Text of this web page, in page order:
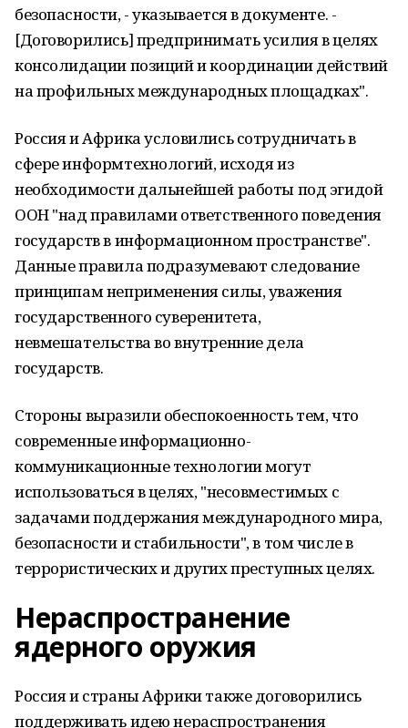
безопасности, - указывается в документе. -
[Договорились] предпринимать усилия в целях
консолидации позиций и координации действий
на профильных международных площадках".
Россия и Африка условились сотрудничать в
сфере информтехнологий, исходя из
необходимости дальнейшей работы под эгидой
ООН "над правилами ответственного поведения
государств в информационном пространстве".
Данные правила подразумевают следование
принципам неприменения силы, уважения
государственного суверенитета,
невмешательства во внутренние дела
государств.
Стороны выразили обеспокоенность тем, что
современные информационно-
коммуникационные технологии могут
использоваться в целях, "несовместимых с
задачами поддержания международного мира,
безопасности и стабильности", в том числе в
террористических и других преступных целях.
Нераспространение
ядерного оружия
Россия и страны Африки также договорились
поддерживать идею нераспространения